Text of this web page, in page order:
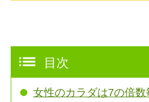
目次
女性のカラダは7の倍